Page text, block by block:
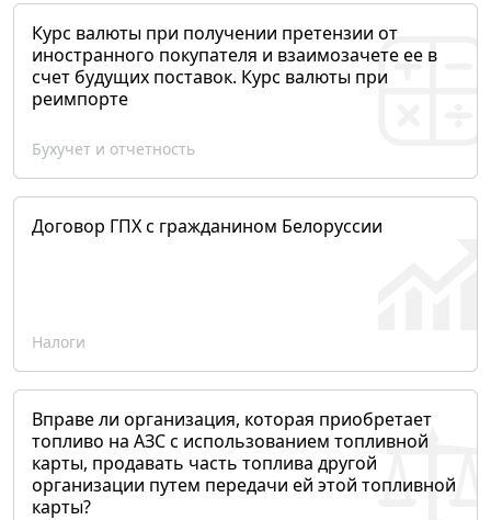
Курс валюты при получении претензии от
иностранного покупателя и взаимозачете ее в
счет будущих поставок. Курс валюты при
реимпорте
Бухучет и отчетность
Договор ГПХ с гражданином Белоруссии
Налоги
Вправе ли организация, которая приобретает
топливо на АЗС с использованием топливной
карты, продавать часть топлива другой
организации путем передачи ей этой топливной
карты?